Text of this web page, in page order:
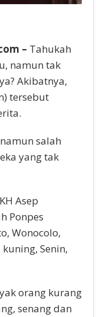
– Tahukah
namun tak
Akibatnya,
tersebut
salah
yang tak
Asep
Ponpes
Wonocolo,
Senin,
orang kurang
senang dan